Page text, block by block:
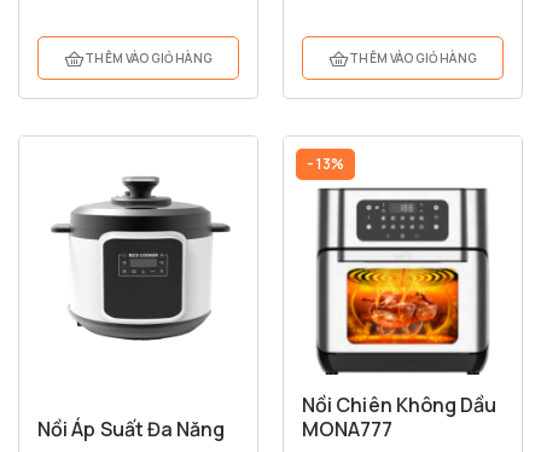
THÊM VÀO GIỎ HÀNG THÊM VÀO GIỎ HÀNG
Nồi Áp Suất Đa Năng
- 13%
Nồi Chiên Không Dầu
MONA777